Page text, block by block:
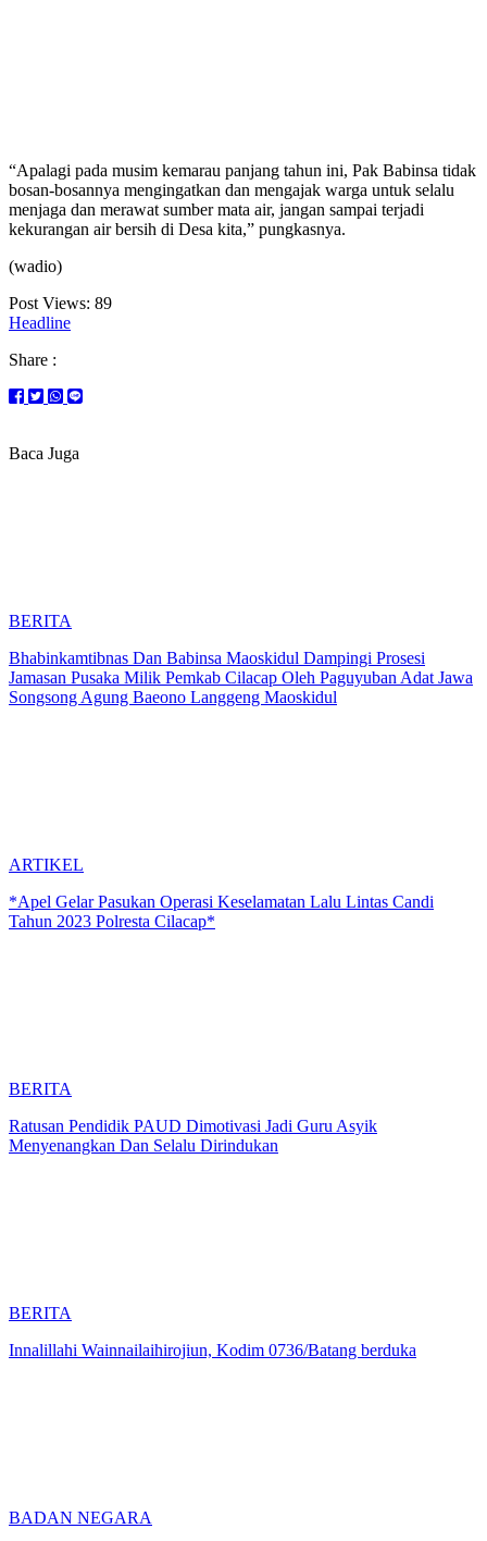
“Apalagi pada musim kemarau panjang tahun ini, Pak Babinsa tidak
bosan-bosannya mengingatkan dan mengajak warga untuk selalu
menjaga dan merawat sumber mata air, jangan sampai terjadi
kekurangan air bersih di Desa kita,” pungkasnya.
(wadio)
Post Views: 89
Headline
Share :
Baca Juga
BERITA
Bhabinkamtibnas Dan Babinsa Maoskidul Dampingi Prosesi
Jamasan Pusaka Milik Pemkab Cilacap Oleh Paguyuban Adat Jawa
Songsong Agung Baeono Langgeng Maoskidul
ARTIKEL
*Apel Gelar Pasukan Operasi Keselamatan Lalu Lintas Candi
Tahun 2023 Polresta Cilacap*
BERITA
Ratusan Pendidik PAUD Dimotivasi Jadi Guru Asyik
Menyenangkan Dan Selalu Dirindukan
BERITA
Innalillahi Wainnailaihirojiun, Kodim 0736/Batang berduka
BADAN NEGARA